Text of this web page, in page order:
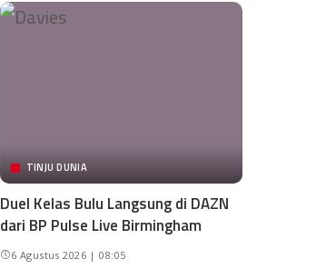
TINJU DUNIA
Duel Kelas Bulu Langsung di DAZN
dari BP Pulse Live Birmingham
6 Agustus 2026 | 08:05